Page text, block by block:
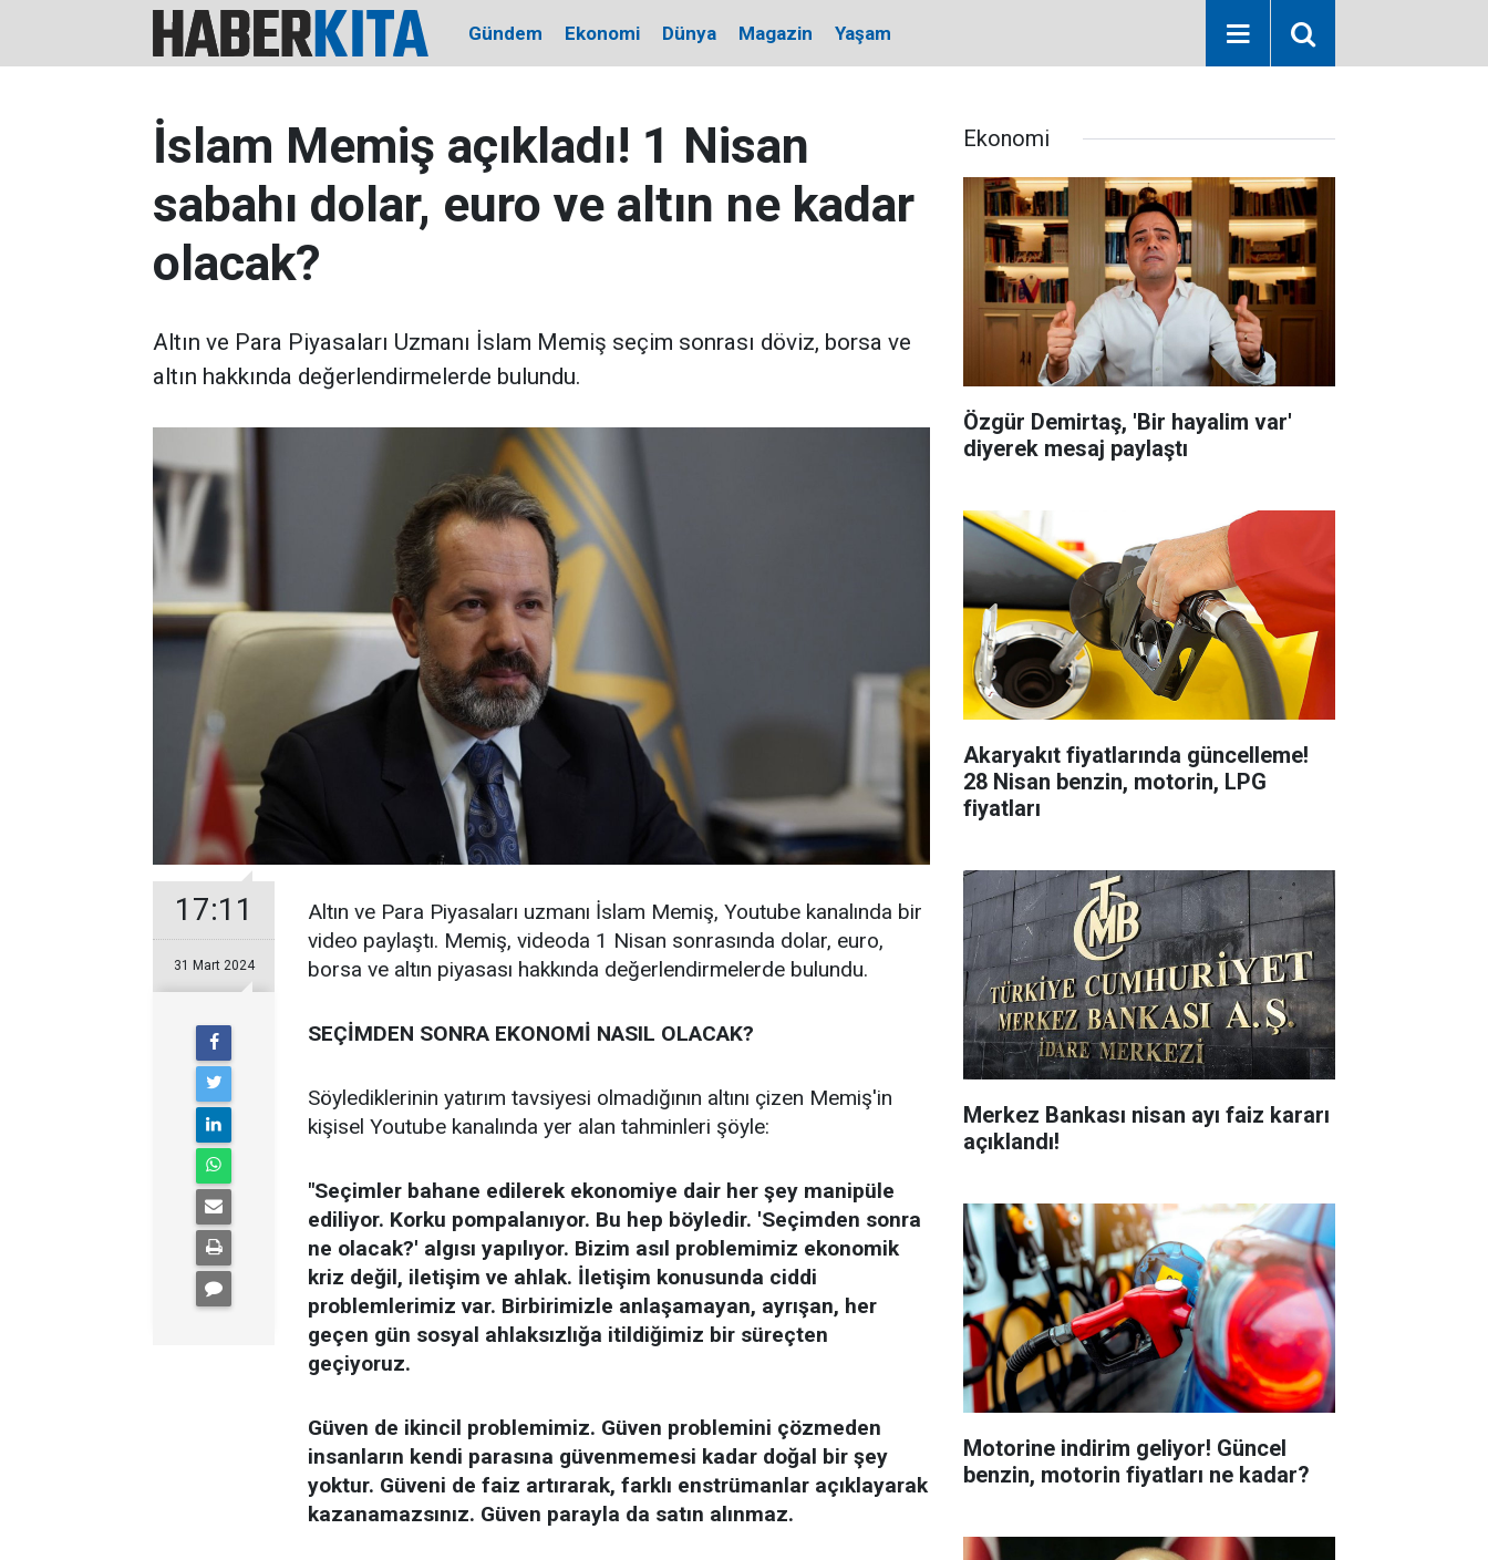
Gündem Ekonomi Dünya Magazin Yaşam
İslam Memiş açıkladı! 1 Nisan
sabahı dolar, euro ve altın ne kadar
olacak?
Altın ve Para Piyasaları Uzmanı İslam Memiş seçim sonrası döviz, borsa ve
altın hakkında değerlendirmelerde bulundu.
17:11
31 Mart 2024
Altın ve Para Piyasaları uzmanı İslam Memiş, Youtube kanalında bir
video paylaştı. Memiş, videoda 1 Nisan sonrasında dolar, euro,
borsa ve altın piyasası hakkında değerlendirmelerde bulundu.
SEÇİMDEN SONRA EKONOMİ NASIL OLACAK?
Söylediklerinin yatırım tavsiyesi olmadığının altını çizen Memiş'in
kişisel Youtube kanalında yer alan tahminleri şöyle:
"Seçimler bahane edilerek ekonomiye dair her şey manipüle
ediliyor. Korku pompalanıyor. Bu hep böyledir. 'Seçimden sonra
ne olacak?' algısı yapılıyor. Bizim asıl problemimiz ekonomik
kriz değil, iletişim ve ahlak. İletişim konusunda ciddi
problemlerimiz var. Birbirimizle anlaşamayan, ayrışan, her
geçen gün sosyal ahlaksızlığa itildiğimiz bir süreçten
geçiyoruz.
Güven de ikincil problemimiz. Güven problemini çözmeden
insanların kendi parasına güvenmemesi kadar doğal bir şey
yoktur. Güveni de faiz artırarak, farklı enstrümanlar açıklayarak
kazanamazsınız. Güven parayla da satın alınmaz.
Ekonomi
Özgür Demirtaş, 'Bir hayalim var'
diyerek mesaj paylaştı
Akaryakıt fiyatlarında güncelleme!
28 Nisan benzin, motorin, LPG
fiyatları
Merkez Bankası nisan ayı faiz kararı
açıklandı!
Motorine indirim geliyor! Güncel
benzin, motorin fiyatları ne kadar?